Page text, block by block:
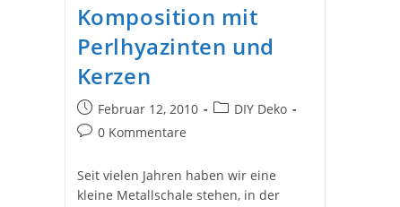
Komposition mit
Perlhyazinten und
Kerzen
Beitrag
veröffentlicht:
Februar 12, 2010
Beitrags-
DIY Deko
Beitrags-
0 Kommentare
Seit vielen Jahren haben wir eine
kleine Metallschale stehen, in der